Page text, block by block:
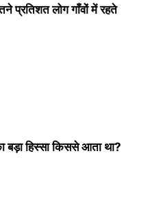
प्रतिशत लोग गाँवों में रहते
बड़ा हिस्सा किससे आता था?